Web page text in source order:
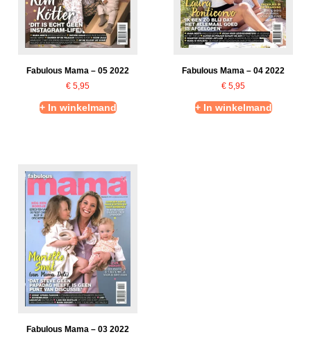
Fabulous Mama – 05 2022
€ 5,95
+ In winkelmand
Fabulous Mama – 04 2022
€ 5,95
+ In winkelmand
Fabulous Mama – 03 2022